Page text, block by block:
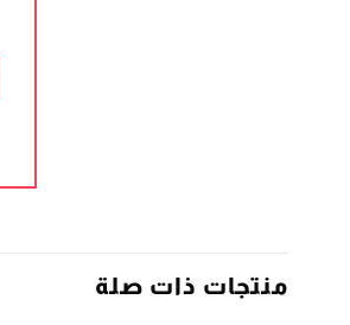
منتجات ذات صلة